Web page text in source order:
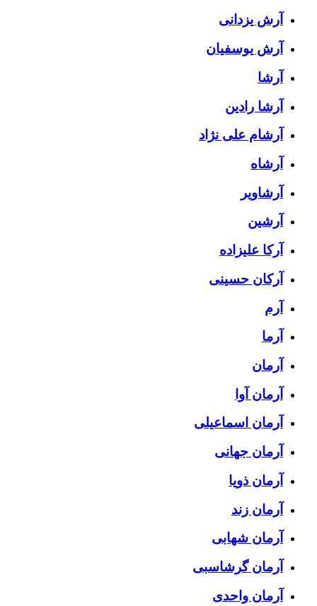
آرش یزدانی
آرش یوسفیان
آرشا
آرشا رادین
آرشام علی نژاد
آرشاه
آرشاویر
آرشین
آرکا علیزاده
آرکان حسینی
آرم
آرما
آرمان
آرمان آوا
آرمان اسماعیلی
آرمان جهانی
آرمان ذویا
آرمان زند
آرمان شهابی
آرمان گرشاسبی
آرمان واحدی